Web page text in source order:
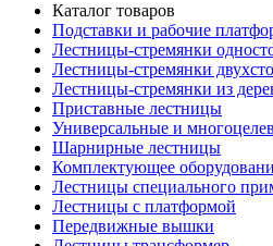
Каталог товаров
Подставки и рабочие
Лестницы-стремянки
Лестницы-стремянки
Лестницы-стремянки из
Приставные лестницы
Универсальные и
Шарнирные лестницы
Комплектующее
Лестницы специального
Лестницы с платформой
Передвижные вышки